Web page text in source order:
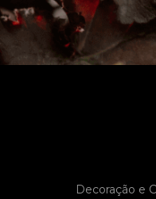
Decoração e